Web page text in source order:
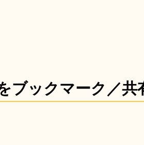
ブックマーク／共